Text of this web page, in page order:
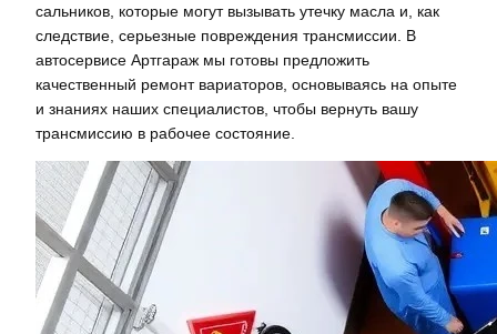
сальников, которые могут вызывать утечку масла и, как
следствие, серьезные повреждения трансмиссии. В
автосервисе Артгараж мы готовы предложить
качественный ремонт вариаторов, основываясь на опыте
и знаниях наших специалистов, чтобы вернуть вашу
трансмиссию в рабочее состояние.